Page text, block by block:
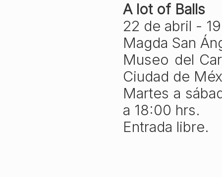
A lot of Balls
22 de abril -
Magda San
Museo del
Ciudad de
Martes a
a 18:00 hrs.
Entrada libre.